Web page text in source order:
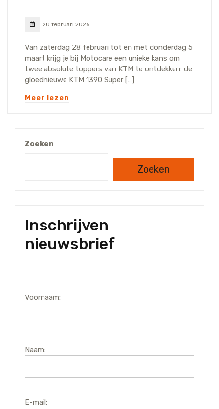
20 februari 2026
Van zaterdag 28 februari tot en met donderdag 5
maart krijg je bij Motocare een unieke kans om
twee absolute toppers van KTM te ontdekken: de
gloednieuwe KTM 1390 Super […]
Meer lezen
Zoeken
Zoeken
Inschrijven
nieuwsbrief
Voornaam:
Naam:
E-mail: